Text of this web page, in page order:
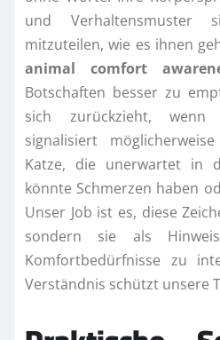
und
mitzuteilen, wie es ihnen
animal comfort
Botschaften besser zu
sich zurückzieht,
signalisiert
Katze, die unerwartet in
könnte Schmerzen haben
Unser Job ist es, diese
sondern sie als
Komfortbedürfnisse zu
Verständnis schützt unsere